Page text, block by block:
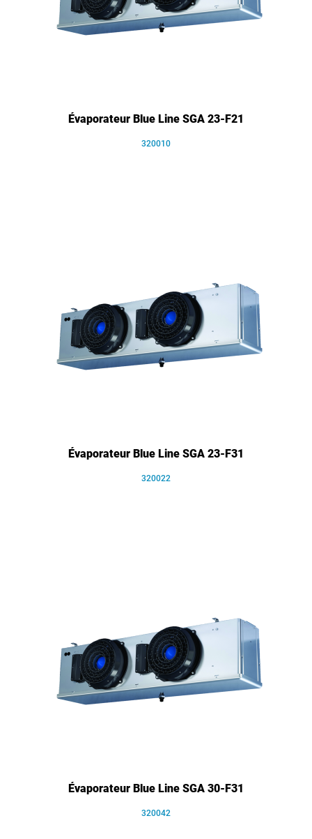
Évaporateur Blue Line SGA 23-F21
320010
Évaporateur Blue Line SGA 23-F31
320022
Évaporateur Blue Line SGA 30-F31
320042